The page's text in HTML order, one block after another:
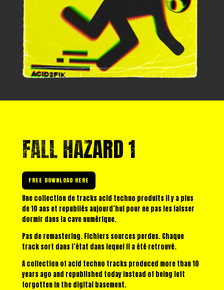
FALL HAZARD 1
FREE DOWNLOAD HERE
Une collection de tracks acid techno produits il y a plus
de 10 ans et republiés aujourd’hui pour ne pas les laisser
dormir dans la cave numérique.
Pas de remastering. Fichiers sources perdus. Chaque
track sort dans l’état dans lequel il a été retrouvé.
A collection of acid techno tracks produced more than 10
years ago and republished today instead of being left
forgotten in the digital basement.